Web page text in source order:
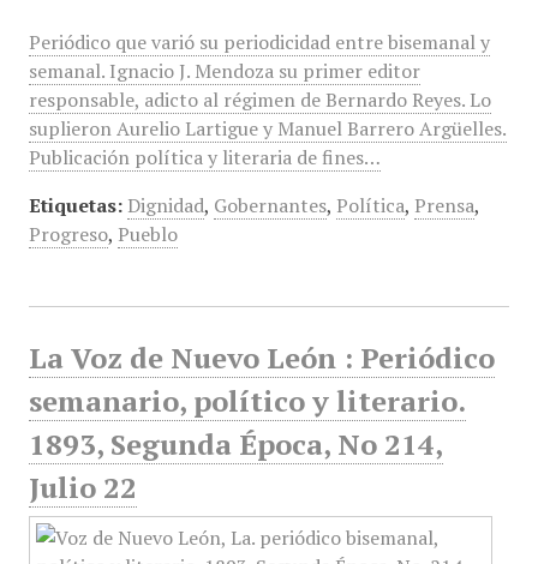
Periódico que varió su periodicidad entre bisemanal y
semanal. Ignacio J. Mendoza su primer editor
responsable, adicto al régimen de Bernardo Reyes. Lo
suplieron Aurelio Lartigue y Manuel Barrero Argüelles.
Publicación política y literaria de fines…
Etiquetas: Dignidad, Gobernantes, Política, Prensa,
Progreso, Pueblo
La Voz de Nuevo León : Periódico
semanario, político y literario.
1893, Segunda Época, No 214,
Julio 22